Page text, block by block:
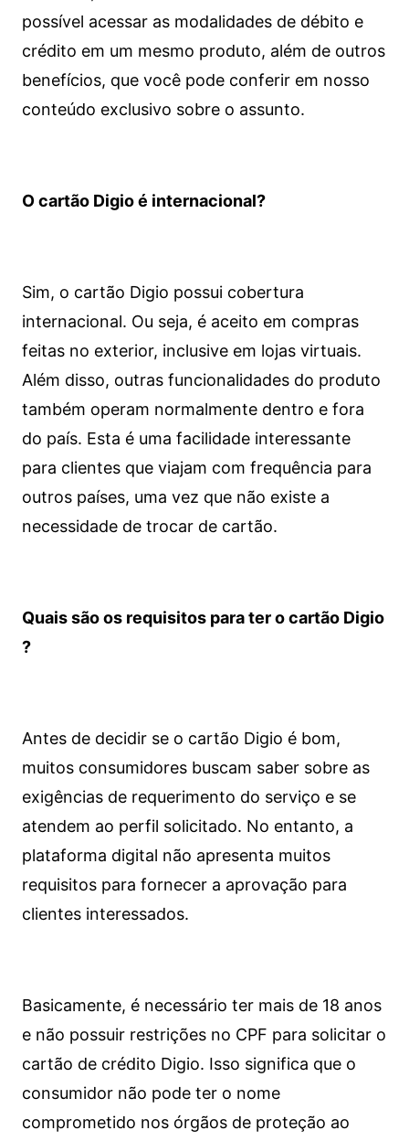
possível acessar as modalidades de débito e
crédito em um mesmo produto, além de outros
benefícios, que você pode conferir em nosso
conteúdo exclusivo sobre o assunto.
O cartão Digio é internacional?
Sim, o cartão Digio possui cobertura
internacional. Ou seja, é aceito em compras
feitas no exterior, inclusive em lojas virtuais.
Além disso, outras funcionalidades do produto
também operam normalmente dentro e fora
do país. Esta é uma facilidade interessante
para clientes que viajam com frequência para
outros países, uma vez que não existe a
necessidade de trocar de cartão.
Quais são os requisitos para ter o cartão Digio
?
Antes de decidir se o cartão Digio é bom,
muitos consumidores buscam saber sobre as
exigências de requerimento do serviço e se
atendem ao perfil solicitado. No entanto, a
plataforma digital não apresenta muitos
requisitos para fornecer a aprovação para
clientes interessados.
Basicamente, é necessário ter mais de 18 anos
e não possuir restrições no CPF para solicitar o
cartão de crédito Digio. Isso significa que o
consumidor não pode ter o nome
comprometido nos órgãos de proteção ao